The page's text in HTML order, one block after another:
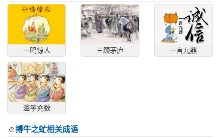
一鸣惊人 三顾茅庐 一言九鼎
滥竽充数
搏牛之虻相关成语